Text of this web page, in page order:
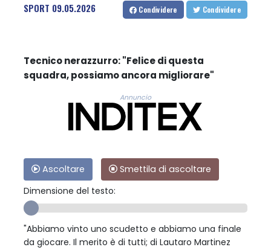
SPORT 09.05.2026 Condividere Condividere
Tecnico nerazzurro: "Felice di questa
squadra, possiamo ancora migliorare"
Annuncio
Ascoltare
Smettila di ascoltare
Dimensione del testo:
"Abbiamo vinto uno scudetto e abbiamo una finale
da giocare. Il merito è di tutti; di Lautaro Martinez